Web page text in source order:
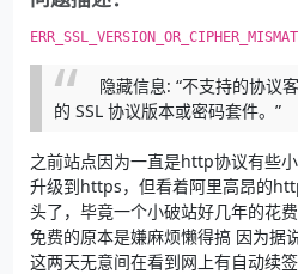
隐藏信息: “不支持的协议
的 SSL 协议版本或密码套件。”
之前站点因为一直是http协议有些
升级到https，但看着阿里高昂的
头了，毕竟一个小破站好几年的花
免费的原本是嫌麻烦懒得搞 因为据
这两天无意间在看到网上有自动续